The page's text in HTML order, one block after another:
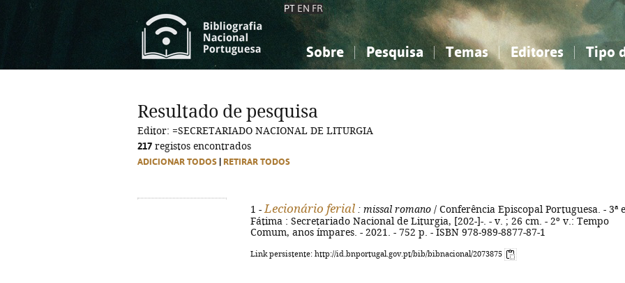
PT EN FR
Sobre Pesquisa Temas
Ciências sociais...
Editores Tipo
Ciências sociais...
Resultado de pesquisa
Editor: =SECRETARIADO NACIONAL DE LITURGIA
217 registos encontrados
ADICIONAR TODOS RETIRAR TODOS
1 - Lecionário ferial : missal romano / Conferência Episcopal Portuguesa. - 3ª
Fátima : Secretariado Nacional de Liturgia, [202-]-. - v. ; 26 cm. - 2º v.: Tempo
Comum, anos ímpares. - 2021. - 752 p. - ISBN 978-989-8877-87-1
Link persistente: http://id.bnportugal.gov.pt/bib/bibnacional/2073875